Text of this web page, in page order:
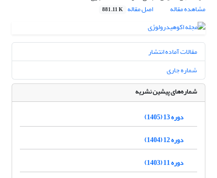
مشاهده مقاله
اصل مقاله 881.11 K
مقالات آماده انتشار
شماره جاری
شماره‌های پیشین نشریه
دوره 13 (1405)
دوره 12 (1404)
دوره 11 (1403)